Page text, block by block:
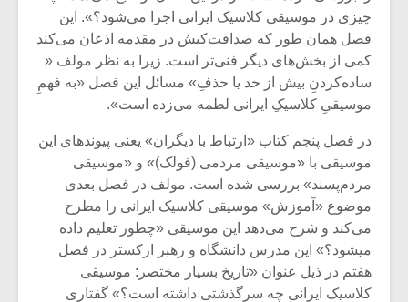
چیزی در موسیقی کلاسیک ایرانی اجرا می‌‌شود؟». این
فصل همان طور که صداقت‌کیش در مقدمه اذعان می‌کند
کمی از بخش‌های دیگر فنی‌تر است. زیرا به نظر مولف «
ساده‌کردنِ بیش از حد یا حذفِ» مسائل این فصل «به فهمِ
موسیقیِ کلاسیکِ ایرانی لطمه می‌زده است».
در فصل پنجم کتاب «ارتباط با دیگران» یعنی پیوندهای این
موسیقی با «موسیقی مردمی (فولک)» و «موسیقی
مردم‌پسند» بررسی شده است. مولف در فصل بعدی
موضوع «آموزش» موسیقی کلاسیک ایرانی را مطرح
می‌کند و شرح می‌دهد این موسیقی «چطور تعلیم داده
می‎شود؟» این مدرس دانشگاه و رهبر ارکستر در فصل
هفتم در ذیل عنوان «تاریخ بسیار مختصر: موسیقی
کلاسیک ایرانی چه سرگذشتی داشته است؟» گفتاری